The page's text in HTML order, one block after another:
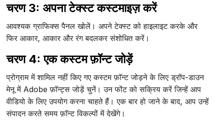
चरण 3: अपना टेक्स्ट कस्टमाइज़ करें
आवश्यक ग्राफिक्स पैनल खोलें। अपने टेक्स्ट को हाइलाइट करके और
फिर आकार, आकार और रंग बदलकर संशोधित करें।
चरण 4: एक कस्टम फ़ॉन्ट जोड़ें
प्रोग्राम में शामिल नहीं किए गए कस्टम फ़ॉन्ट जोड़ने के लिए ड्रॉप-डाउन
मेनू में Adobe फ़ॉन्ट्स जोड़ें चुनें। उन फोंट को सक्रिय करें जिन्हें आप
वीडियो के लिए उपयोग करना चाहते हैं। एक बार हो जाने के बाद, आप उन्हें
संपादन करते समय फ़ॉन्ट विकल्पों में देखेंगे।